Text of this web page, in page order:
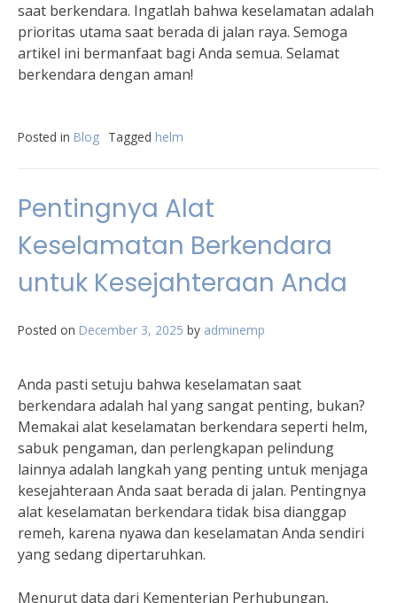
saat berkendara. Ingatlah bahwa keselamatan adalah
prioritas utama saat berada di jalan raya. Semoga
artikel ini bermanfaat bagi Anda semua. Selamat
berkendara dengan aman!
Posted in Blog Tagged helm
Pentingnya Alat
Keselamatan Berkendara
untuk Kesejahteraan Anda
Posted on December 3, 2025 by adminemp
Anda pasti setuju bahwa keselamatan saat
berkendara adalah hal yang sangat penting, bukan?
Memakai alat keselamatan berkendara seperti helm,
sabuk pengaman, dan perlengkapan pelindung
lainnya adalah langkah yang penting untuk menjaga
kesejahteraan Anda saat berada di jalan. Pentingnya
alat keselamatan berkendara tidak bisa dianggap
remeh, karena nyawa dan keselamatan Anda sendiri
yang sedang dipertaruhkan.
Menurut data dari Kementerian Perhubungan,